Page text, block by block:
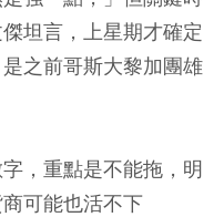
坦言，上星期才確定
之前哥斯大黎加團雄
，重點是不能拖，明
可能也活不下